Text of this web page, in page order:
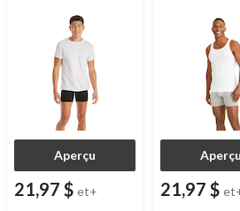
Aperçu
21,97 $ et+ 21,97 $